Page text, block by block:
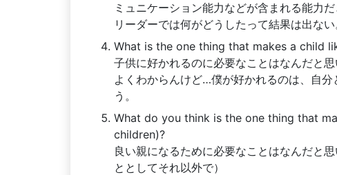
ミュニケーション能力などが含まれる能力
リーダーでは何がどうしたって結果は出ない
What is the one thing that makes a child
子供に好かれるのに必要なことはなんだと思
よくわからんけど…僕が好かれるのは、自
う。
What do you think is the one thing that
children)?
良い親になるために必要なことはなんだと
ととしてそれ以外で）